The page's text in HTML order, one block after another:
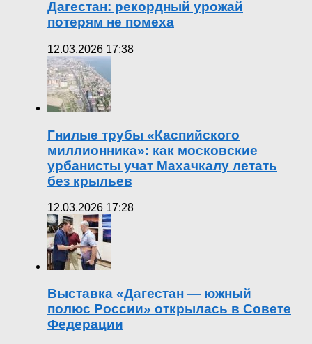
Дагестан: рекордный урожай
потерям не помеха
12.03.2026 17:38
Гнилые трубы «Каспийского
миллионника»: как московские
урбанисты учат Махачкалу летать
без крыльев
12.03.2026 17:28
Выставка «Дагестан — южный
полюс России» открылась в Совете
Федерации